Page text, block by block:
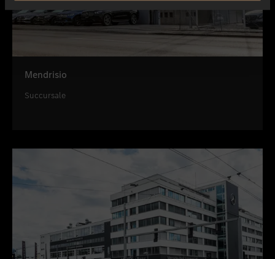
Mendrisio
Succursale